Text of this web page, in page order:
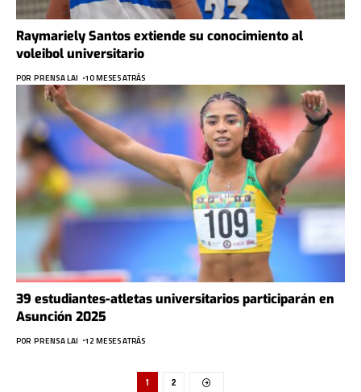
Raymariely Santos extiende su conocimiento al
voleibol universitario
POR PRENSA LAI 10 MESES ATRÁS
39 estudiantes-atletas universitarios participarán en
Asunción 2025
POR PRENSA LAI 12 MESES ATRÁS
1 2